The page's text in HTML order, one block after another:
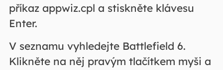
příkaz appwiz.cpl a stiskněte klávesu
Enter.
V seznamu vyhledejte Battlefield 6.
Klikněte na něj pravým tlačítkem myši a